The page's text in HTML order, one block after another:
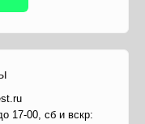
17-00, сб и вскр: